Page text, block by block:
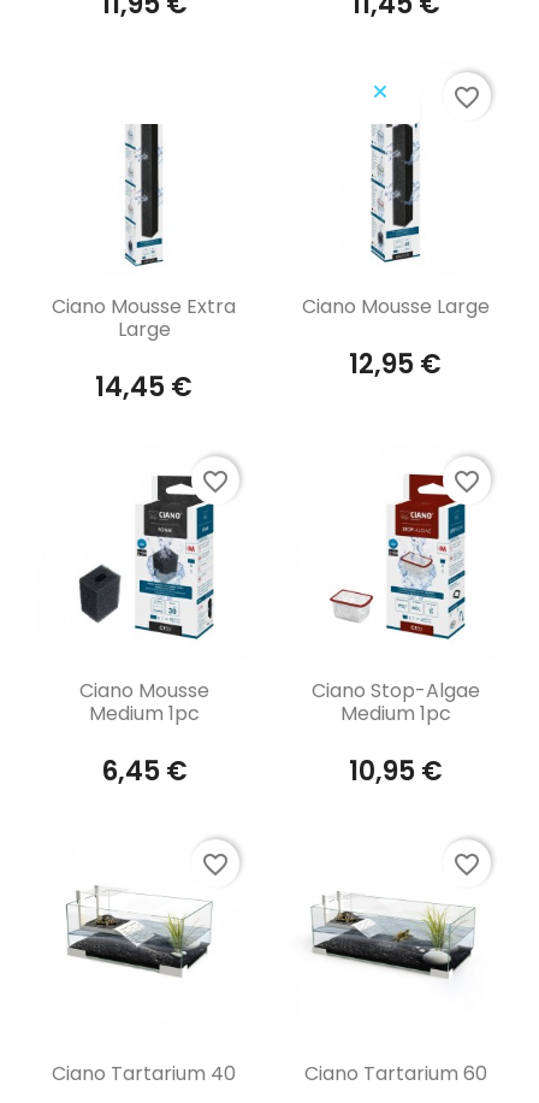
Aperçu rapide
Ciano Mousse Extra
Large
14,45 €
Aperçu rapide
Ciano Mousse Large
12,95 €
favorite_border
Aperçu rapide
Ciano Mousse
Medium 1pc
6,45 €
favorite_border
Aperçu rapide
Ciano Stop-Algae
Medium 1pc
10,95 €
favorite_border
Aperçu rapide
Ciano Tartarium 40
favorite_border
Aperçu rapide
Ciano Tartarium 60
favorite_border